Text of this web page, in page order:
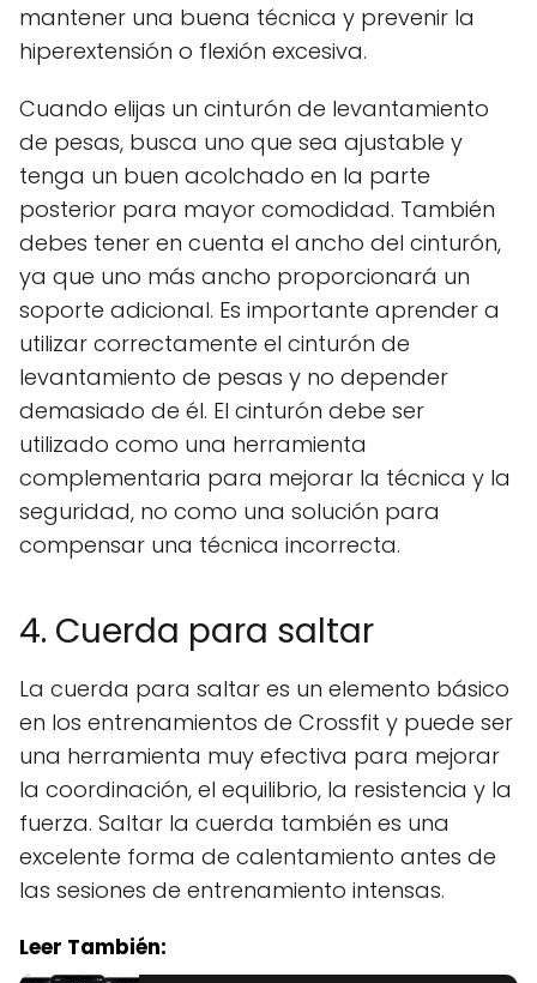
mantener una buena técnica y prevenir la
hiperextensión o flexión excesiva.
Cuando elijas un cinturón de levantamiento
de pesas, busca uno que sea ajustable y
tenga un buen acolchado en la parte
posterior para mayor comodidad. También
debes tener en cuenta el ancho del cinturón,
ya que uno más ancho proporcionará un
soporte adicional. Es importante aprender a
utilizar correctamente el cinturón de
levantamiento de pesas y no depender
demasiado de él. El cinturón debe ser
utilizado como una herramienta
complementaria para mejorar la técnica y la
seguridad, no como una solución para
compensar una técnica incorrecta.
4. Cuerda para saltar
La cuerda para saltar es un elemento básico
en los entrenamientos de Crossfit y puede ser
una herramienta muy efectiva para mejorar
la coordinación, el equilibrio, la resistencia y la
fuerza. Saltar la cuerda también es una
excelente forma de calentamiento antes de
las sesiones de entrenamiento intensas.
Leer También: